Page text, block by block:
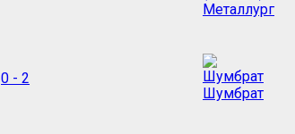
Металлург
0 - 2
Шумбрат